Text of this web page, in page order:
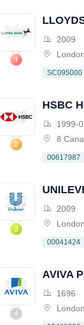
GROUP
2009
London,
SC095000
HSBC
1999-
8 Canada
00617987
2009
London,
00041424
AVIVA
1696
London,